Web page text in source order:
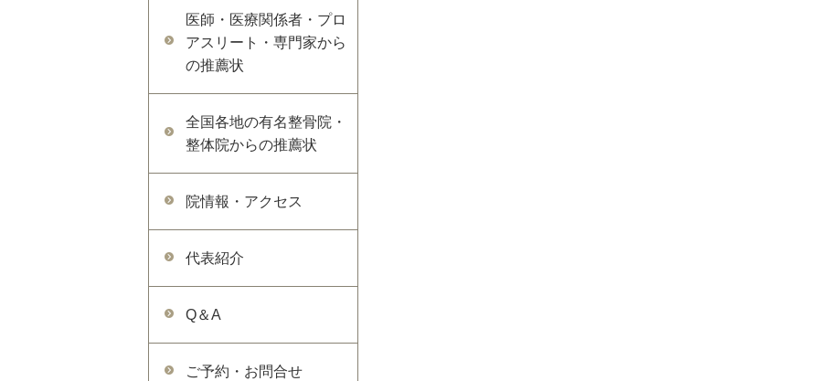
医師・医療関係者・プロ
アスリート・専門家から
の推薦状
全国各地の有名整骨院・
整体院からの推薦状
院情報・アクセス
代表紹介
Q＆A
ご予約・お問合せ